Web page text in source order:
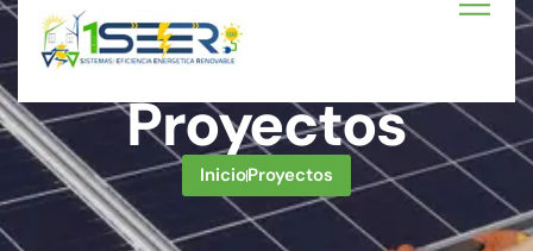
Proyectos
InicioProyectos